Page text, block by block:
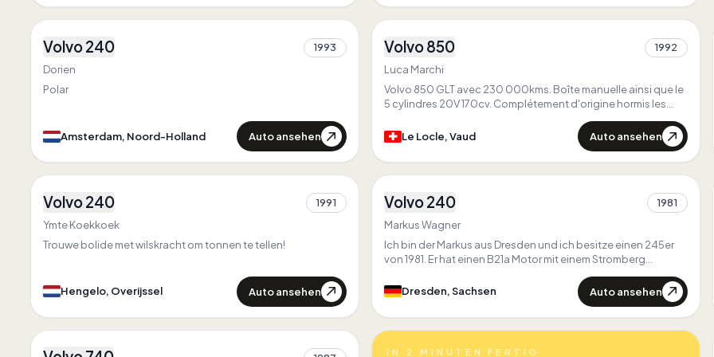
1
2
Volvo 240
1993
Dorien
Polar
Amsterdam, Noord-Holland Auto ansehen
Zuerst inSchweiz
Zuerst in
Einzigartig in
Vaud
3
4
Volvo 850
1992
Luca Marchi
Volvo 850 GLT avec 230 000kms. Boîte manuelle ainsi que le
5 cylindres 20V 170cv. Complétement d'origine hormis les
Le Locle, Vaud
Auto ansehen
1
1
Volvo 240
1991
Ymte Koekkoek
Trouwe bolide met wilskracht om tonnen te tellen!
Hengelo, Overijssel Auto ansehen
1
2
Volvo 240
1981
Markus Wagner
Ich bin der Markus aus Dresden und ich besitze einen 245er
von 1981. Er hat einen B21a Motor mit einem Stromberg
Export gebaut wurde. Seine Farbe ( Mistbraun) ist daher auch
ziemlich selten anzutreffen. Auch das er ab Werk schon
Tagfahrlicht hat ist nicht so häufig anzutreffen.
Dresden, Sachsen Auto ansehen
2
IN 2 MINUTEN FERTIG